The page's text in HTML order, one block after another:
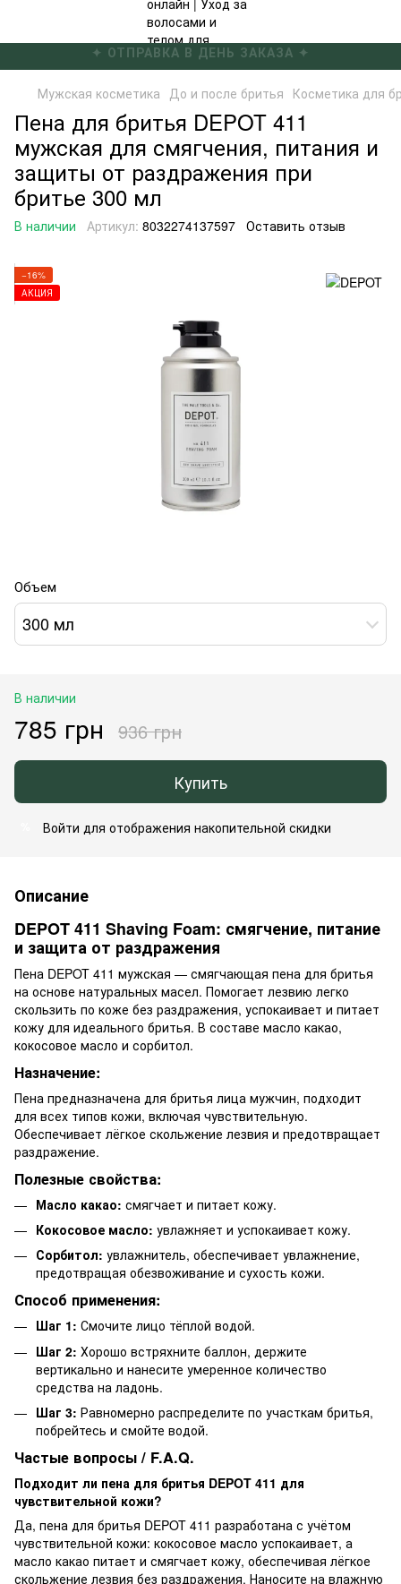
✦ БЕСПЛАТНАЯ ДОСТАВКА ОТ 4000 ГРН ✦
Мужская косметика До и после бритья Косметика для
Пена для бритья DEPOT 411
мужская для смягчения, питания и
защиты от раздражения при
бритье 300 мл
В наличии Артикул: 8032274137597 Оставить отзыв
−16%
АКЦИЯ
Объем
300 мл
В наличии
785 грн 936 грн
Купить
Войти для отображения накопительной скидки
Описание
DEPOT 411 Shaving Foam: смягчение, питание
и защита от раздражения
Пена DEPOT 411 мужская — смягчающая пена для бритья
на основе натуральных масел. Помогает лезвию легко
скользить по коже без раздражения, успокаивает и питает
кожу для идеального бритья. В составе масло какао,
кокосовое масло и сорбитол.
Назначение:
Пена предназначена для бритья лица мужчин, подходит
для всех типов кожи, включая чувствительную.
Обеспечивает лёгкое скольжение лезвия и предотвращает
раздражение.
Полезные свойства:
Масло какао: смягчает и питает кожу.
Кокосовое масло: увлажняет и успокаивает кожу.
Сорбитол: увлажнитель, обеспечивает увлажнение,
предотвращая обезвоживание и сухость кожи.
Способ применения:
Шаг 1: Смочите лицо тёплой водой.
Шаг 2: Хорошо встряхните баллон, держите
вертикально и нанесите умеренное количество
средства на ладонь.
Шаг 3: Равномерно распределите по участкам бритья,
побрейтесь и смойте водой.
Частые вопросы / F.A.Q.
Подходит ли пена для бритья DEPOT 411 для
чувствительной кожи?
Да, пена для бритья DEPOT 411 разработана с учётом
чувствительной кожи: кокосовое масло успокаивает, а
масло какао питает и смягчает кожу, обеспечивая лёгкое
скольжение лезвия без раздражения. Наносите на влажную